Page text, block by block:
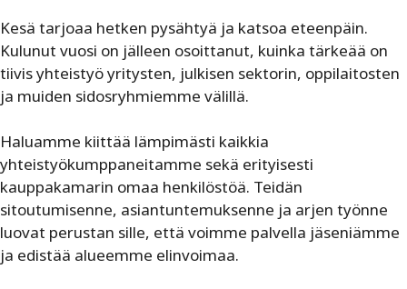
Kesä tarjoaa hetken pysähtyä ja katsoa eteenpäin.
Kulunut vuosi on jälleen osoittanut, kuinka tärkeää on
tiivis yhteistyö yritysten, julkisen sektorin, oppilaitosten
ja muiden sidosryhmiemme välillä.
Haluamme kiittää lämpimästi kaikkia
yhteistyökumppaneitamme sekä erityisesti
kauppakamarin omaa henkilöstöä. Teidän
sitoutumisenne, asiantuntemuksenne ja arjen työnne
luovat perustan sille, että voimme palvella jäseniämme
ja edistää alueemme elinvoimaa.